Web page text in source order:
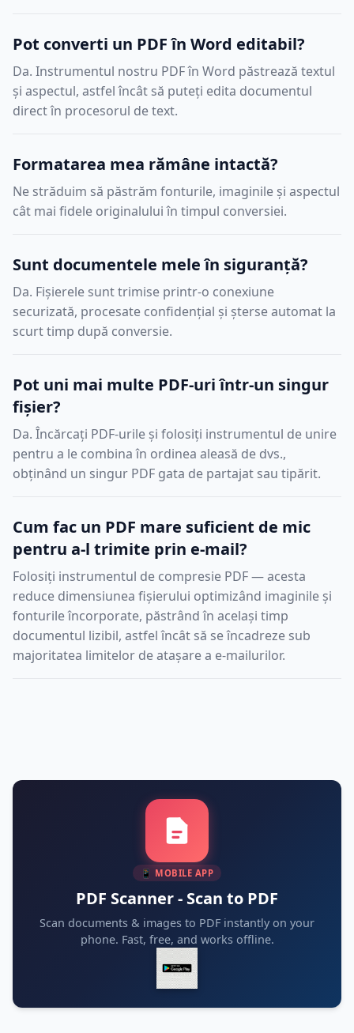
Pot converti un PDF în Word editabil?
Da. Instrumentul nostru PDF în Word păstrează textul
și aspectul, astfel încât să puteți edita documentul
direct în procesorul de text.
Formatarea mea rămâne intactă?
Ne străduim să păstrăm fonturile, imaginile și aspectul
cât mai fidele originalului în timpul conversiei.
Sunt documentele mele în siguranță?
Da. Fișierele sunt trimise printr-o conexiune
securizată, procesate confidențial și șterse automat la
scurt timp după conversie.
Pot uni mai multe PDF-uri într-un singur
fișier?
Da. Încărcați PDF-urile și folosiți instrumentul de unire
pentru a le combina în ordinea aleasă de dvs.,
obținând un singur PDF gata de partajat sau tipărit.
Cum fac un PDF mare suficient de mic
pentru a-l trimite prin e-mail?
Folosiți instrumentul de compresie PDF — acesta
reduce dimensiunea fișierului optimizând imaginile și
fonturile încorporate, păstrând în același timp
documentul lizibil, astfel încât să se încadreze sub
majoritatea limitelor de atașare a e-mailurilor.
📱 MOBILE APP
PDF Scanner - Scan to PDF
Scan documents & images to PDF instantly on your
phone. Fast, free, and works offline.